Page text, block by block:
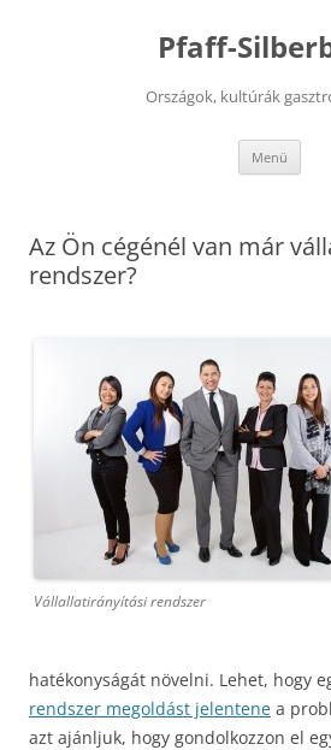
Pfaff-
Országok, kultúrák
Menü
Az Ön cégénél van már
rendszer?
Vállallatirányítási rendszer
hatékonyságát növelni. Lehet, hogy
rendszer megoldást jelentene a
azt ajánljuk, hogy gondolkozzon el